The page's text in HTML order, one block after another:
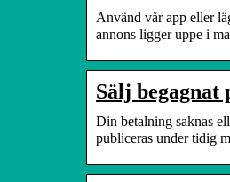
Använd vår app eller
annons ligger uppe i
Sälj begagnat
Din betalning saknas
publiceras under tidig